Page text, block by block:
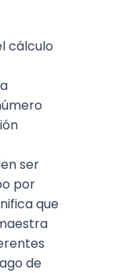
cálculo
ser
por
que
de